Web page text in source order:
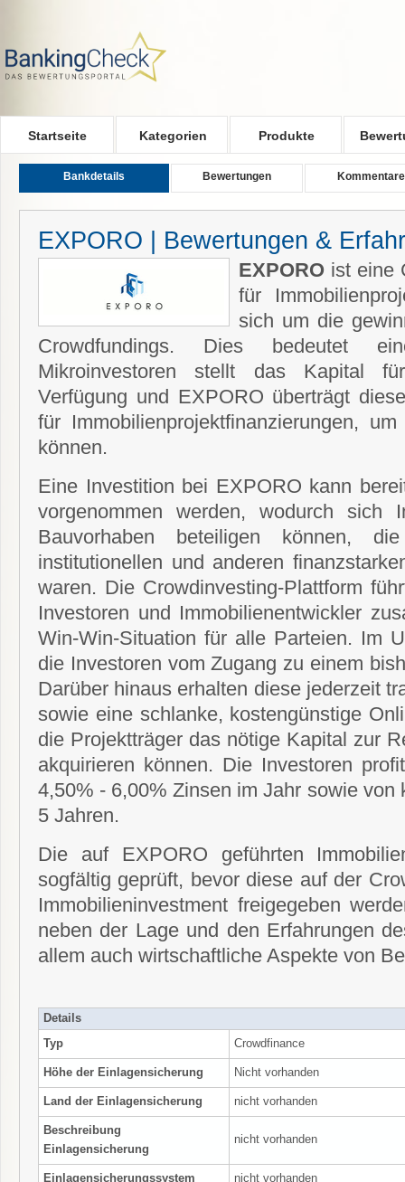
Startseite Kategorien Produkte
Bankdetails Bewertungen Kommentare
EXPORO | Bewertungen &
EXPORO ist eine
für
sich um die
Crowdfundings. Dies bedeutet
Mikroinvestoren stellt das Kapital
Verfügung und EXPORO überträgt
für Immobilienprojektfinanzierungen,
können.
Eine Investition bei EXPORO kann
vorgenommen werden, wodurch sich
Bauvorhaben beteiligen können,
institutionellen und anderen
waren. Die Crowdinvesting-Plattform
Investoren und Immobilienentwickler
Win-Win-Situation für alle Parteien. Im
die Investoren vom Zugang zu einem
Darüber hinaus erhalten diese jederzeit
sowie eine schlanke, kostengünstige
die Projektträger das nötige Kapital zur
akquirieren können. Die Investoren
4,50% - 6,00% Zinsen im Jahr sowie von
5 Jahren.
Die auf EXPORO geführten
sogfältig geprüft, bevor diese auf der
Immobilieninvestment freigegeben
neben der Lage und den Erfahrungen
allem auch wirtschaftliche Aspekte von
Details
Typ
Crowdfinance
Höhe der Einlagensicherung Nicht vorhanden
Land der Einlagensicherung nicht vorhanden
Beschreibung
Einlagensicherung
nicht vorhanden
Einlagensicherungssystem nicht vorhanden